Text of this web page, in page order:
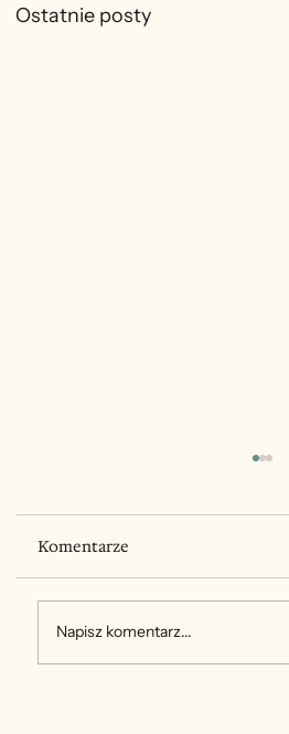
Ostatnie posty
Komentarze
Napisz komentarz...